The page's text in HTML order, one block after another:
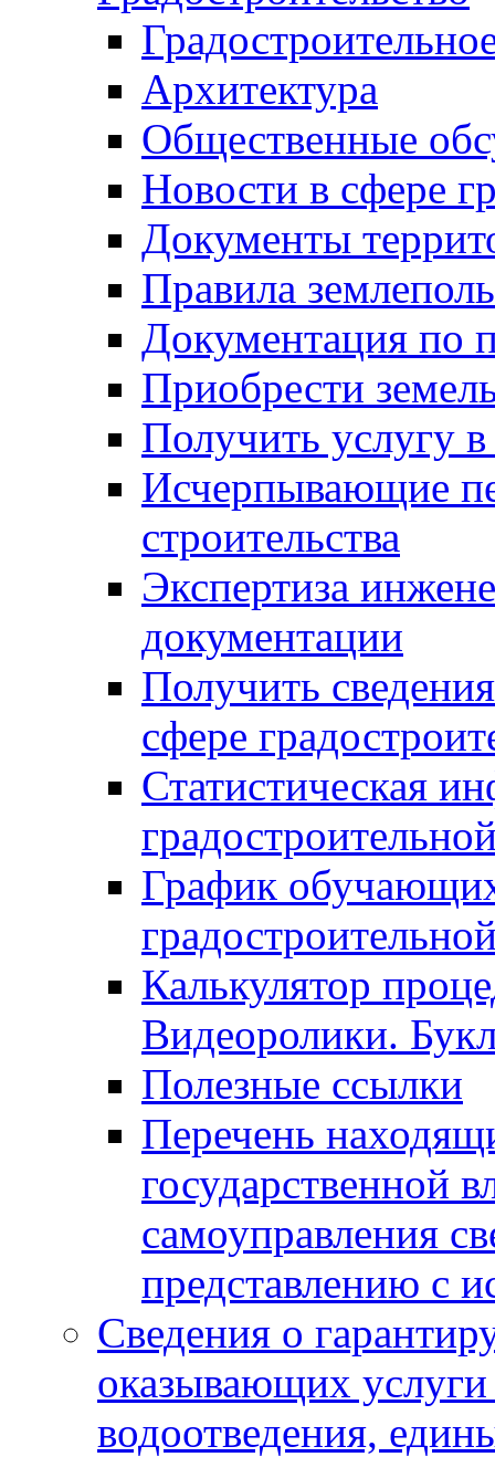
Архитектура
Общественные
Новости в сфере
Документы
Правила
Документация по
Приобрести
Получить услугу в
Исчерпывающие
строительства
Экспертиза
документации
Получить
сфере
Статистическая
График
Калькулятор
Видеоролики.
Полезные ссылки
Перечень
государственной
самоуправления
представлению с
Сведения о
оказывающих
водоотведения,